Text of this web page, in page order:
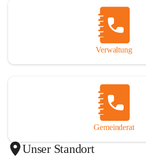
Verwaltung
Gemeinderat
Unser Standort